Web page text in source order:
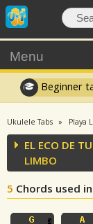
Menu
Beginner
Ukulele Tabs Playa
EL ECO DE
LIMBO
5 Chords used